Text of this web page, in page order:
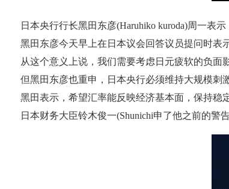
日本央行行长黑田东彦(Haruhiko kuroda)周一表
黑田东彦今天早上在日本议会回答议员提问时表
从这个意义上说，我们需要考虑日元疲软的负面
但黑田东彦也重申，日本央行必须维持大规模刺
黑田表示，希望汇率能反映经济基本面，保持稳定
日本财务大臣铃木俊一(Shunichi申了他之前的